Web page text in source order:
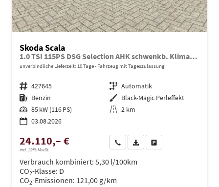
Skoda Scala
1.0 TSI 115PS DSG Selection AHK schwenkb. Klimaautomatik Sitzheizung PDC Rückf.Kamera Apple CarPlay Android Auto
unverbindliche Lieferzeit: 10 Tage Fahrzeug mit Tageszulassung
Fahrzeugnr. 427645 Getriebe Automatik
Kraftstoff Benzin Außenfarbe Black-Magic Perleffekt
Leistung 85 kW (116 PS) Kilometerstand 2 km
03.08.2026
24.110,– €
incl. 19% MwSt.
Wir rufen Sie anPDF-Datei, Fahrzeugexposé
Verbrauch kombiniert: 5,30 l/100km
CO2-Klasse: D
CO2-Emissionen: 121,00 g/km